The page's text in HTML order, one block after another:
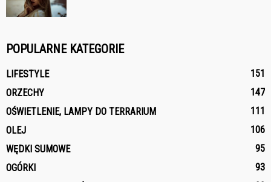
POPULARNE KATEGORIE
LIFESTYLE
151
ORZECHY
147
OŚWIETLENIE, LAMPY DO TERRARIUM
111
OLEJ
106
WĘDKI SUMOWE
95
OGÓRKI
93